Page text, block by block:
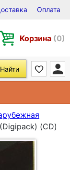
CD и DVDОплата
Корзина (0)
Найти
(CD)